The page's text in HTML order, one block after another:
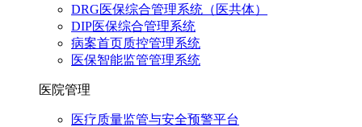
DRG医保综合管理系统（医共体）
DIP医保综合管理系统
病案首页质控管理系统
医保智能监管管理系统
医院管理
医疗质量监管与安全预警平台